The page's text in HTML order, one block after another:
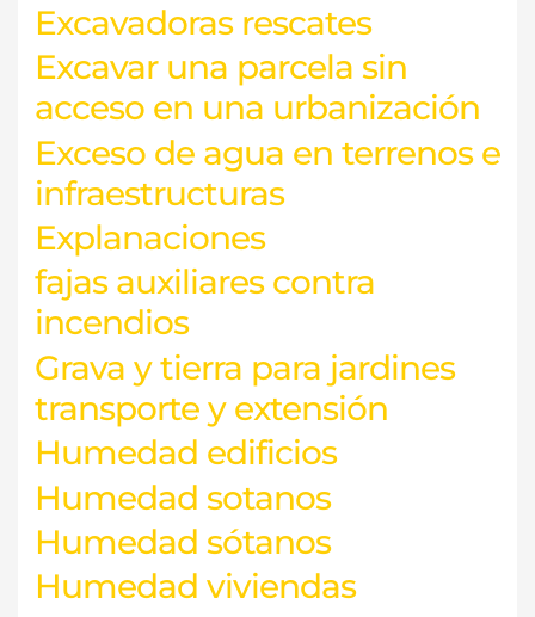
Excavadoras rescates
Excavar una parcela sin
acceso en una urbanización
Exceso de agua en terrenos e
infraestructuras
Explanaciones
fajas auxiliares contra
incendios
Grava y tierra para jardines
transporte y extensión
Humedad edificios
Humedad sotanos
Humedad sótanos
Humedad viviendas